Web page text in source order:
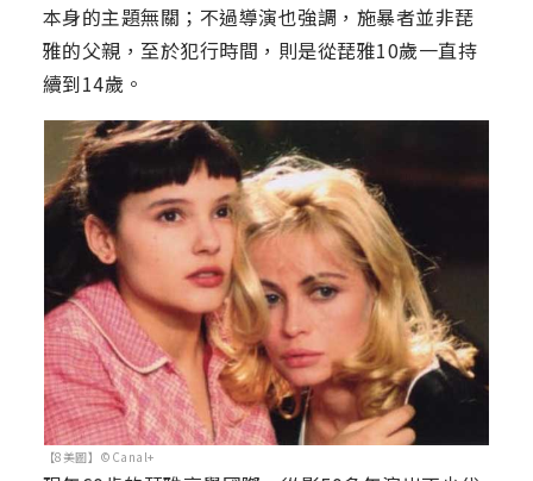
本身的主題無關；不過導演也強調，施暴者並非琵
雅的父親，至於犯行時間，則是從琵雅10歲一直持
續到14歲。
【8美圖】©Canal+